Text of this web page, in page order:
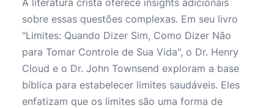
A literatura cristã oferece insights adicionais
sobre essas questões complexas. Em seu livro
"Limites: Quando Dizer Sim, Como Dizer Não
para Tomar Controle de Sua Vida", o Dr. Henry
Cloud e o Dr. John Townsend exploram a base
bíblica para estabelecer limites saudáveis. Eles
enfatizam que os limites são uma forma de